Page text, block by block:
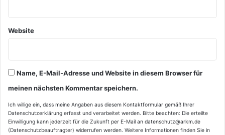
Website
Name, E-Mail-Adresse und Website in diesem Browser für
meinen nächsten Kommentar speichern.
Ich willige ein, dass meine Angaben aus diesem Kontaktformular gemäß Ihrer
Datenschutzerklärung erfasst und verarbeitet werden. Bitte beachten: Die erteilte
Einwilligung kann jederzeit für die Zukunft per E-Mail an datenschutz@arkm.de
(Datenschutzbeauftragter) widerrufen werden. Weitere Informationen finden Sie in